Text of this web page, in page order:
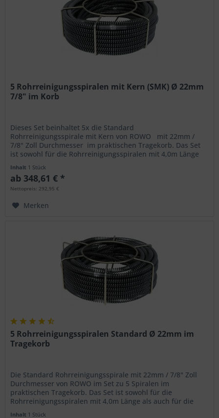
5 Rohrreinigungsspiralen mit Kern (SMK) Ø 22mm
7/8" im Korb
Dieses Set beinhaltet 5x die Standard
Rohrreinigungsspirale mit Kern von ROWO mit 22mm /
7/8" Zoll Durchmesser im praktischen Tragekorb. Das Set
ist sowohl für die Rohrreinigungsspiralen mit 4,0m Länge
Inhalt 1 Stück
ab 348,61 € *
Nettopreis: 292,95 €
Merken
5 Rohrreinigungsspiralen Standard Ø 22mm im
Tragekorb
Die Standard Rohrreinigungsspirale mit 22mm / 7/8" Zoll
Durchmesser von ROWO im Set zu 5 Spiralen im
praktischen Tragekorb. Das Set ist sowohl für die
Rohrreinigungsspiralen mit 4,0m Länge als auch für die
Inhalt 1 Stück